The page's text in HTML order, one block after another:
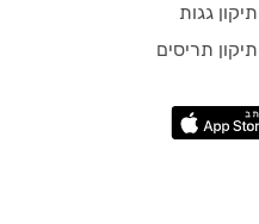
תיקון גגות
תיקון תריסים